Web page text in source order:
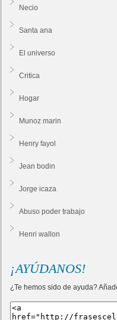
Necio
Santa ana
El universo
Critica
Hogar
Munoz marin
Henry fayol
Jean bodin
Jorge icaza
Abuso poder trabajo
Henri wallon
¡AYÚDANOS!
¿Te hemos sido de ayuda?